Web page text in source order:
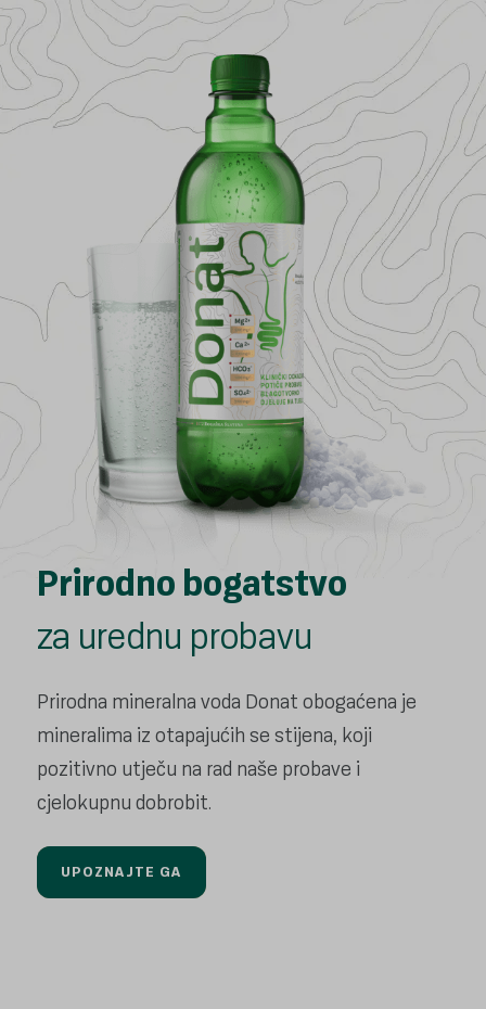
Prirodno bogatstvo
za urednu probavu
Prirodna mineralna voda Donat obogaćena je
mineralima iz otapajućih se stijena, koji
pozitivno utječu na rad naše probave i
cjelokupnu dobrobit.
UPOZNAJTE GA